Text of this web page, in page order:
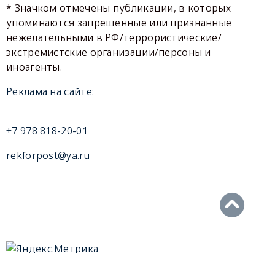
* Значком отмечены публикации, в которых
упоминаются запрещенные или признанные
нежелательными в РФ/террористические/
экстремистские организации/персоны и
иноагенты.
Реклама на сайте:
+7 978 818-20-01
rekforpost@ya.ru